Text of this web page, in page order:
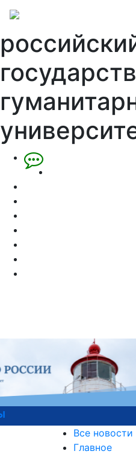
Подготовительные
Все новости
Главное